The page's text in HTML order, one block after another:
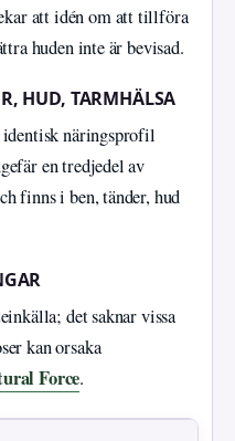
att idén om att tillföra
huden inte är bevisad.
HUD, TARMHÄLSA
identisk näringsprofil
en tredjedel av
finns i ben, tänder, hud
det saknar vissa
kan orsaka
Force.